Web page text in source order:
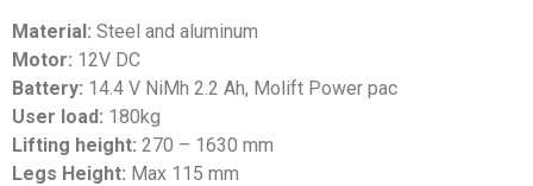
Material: Steel and aluminum
Motor: 12V DC
Battery: 14.4 V NiMh 2.2 Ah, Molift Power pac
User load: 180kg
Lifting height: 270 – 1630 mm
Legs Height: Max 115 mm